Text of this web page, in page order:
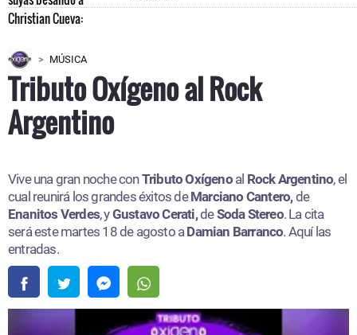
MÚSICA
Tributo Oxígeno al Rock
Argentino
Vive una gran noche conTributo Oxígenoal Rock Argentino, el
cual reunirá los grandes éxitos deMarciano Cantero,de
Enanitos Verdes, yGustavo Cerati,deSoda Stereo. La cita
será este martes 18 de agosto a Damian Barranco. Aquí las
entradas.​